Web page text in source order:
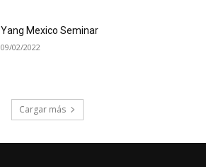
Yang Mexico Seminar
09/02/2022
Cargar más